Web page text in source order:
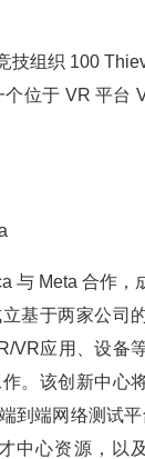
技组织 100
位于 VR 平台
与 Meta 合作，
基于两家公司
VR应用、设备
。该创新中心
到端网络测试平
中心资源，以